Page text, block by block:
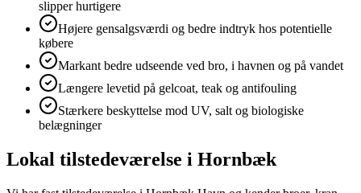
slipper hurtigere
Højere gensalgsværdi og bedre indtryk hos potentielle
købere
Markant bedre udseende ved bro, i havnen og på vandet
Længere levetid på gelcoat, teak og antifouling
Stærkere beskyttelse mod UV, salt og biologiske
belægninger
Lokal tilstedeværelse i Hornbæk